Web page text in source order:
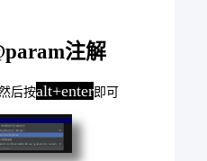
注解
后按alt+enter即可